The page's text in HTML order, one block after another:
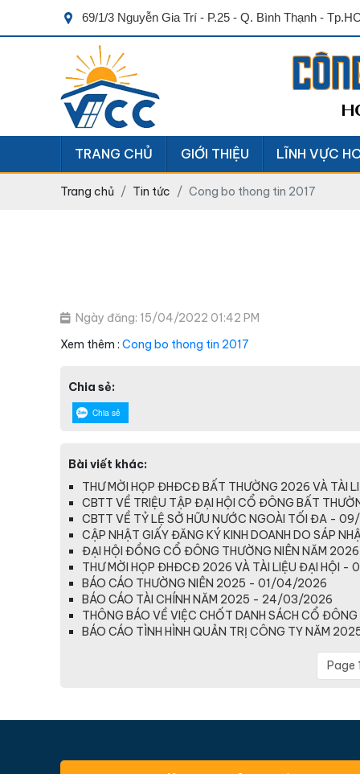
69/1/3 Nguyễn Gia Trí - P.25 - Q. Bình Thạnh -
TRANG CHỦ GIỚI THIỆU LĨNH VỰC
Trang chủ Tin tức Cong bo thong tin 2017
Ngày đăng: 15/04/2022 01:42 PM
Xem thêm : Cong bo thong tin 2017
Chia sẻ:
Chia sẻ
Bài viết khác:
THƯ MỜI HỌP ĐHĐCĐ BẤT THƯỜNG 2026 VÀ
CBTT VỀ TRIỆU TẬP ĐẠI HỘI CỔ ĐÔNG BẤT
CBTT VỀ TỶ LỆ SỞ HỮU NƯỚC NGOÀI TỐI ĐA -
CẬP NHẬT GIẤY ĐĂNG KÝ KINH DOANH DO SÁP
ĐẠI HỘI ĐỒNG CỔ ĐÔNG THƯỜNG NIÊN NĂM
THƯ MỜI HỌP ĐHĐCĐ 2026 VÀ TÀI LIỆU ĐẠI HỘI
BÁO CÁO THƯỜNG NIÊN 2025 - 01/04/2026
BÁO CÁO TÀI CHÍNH NĂM 2025 - 24/03/2026
THÔNG BÁO VỀ VIỆC CHỐT DANH SÁCH CỔ
BÁO CÁO TÌNH HÌNH QUẢN TRỊ CÔNG TY NĂM
Page